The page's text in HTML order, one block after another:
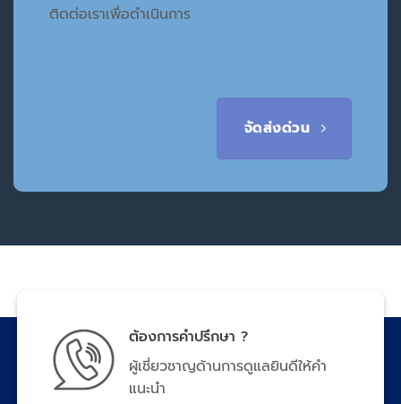
ติดต่อเราเพื่อดำเนินการ
จัดส่งด่วน
ต้องการคำปรึกษา ?
ผู้เชี่ยวชาญด้านการดูแลยินดีให้คำ
แนะนำ